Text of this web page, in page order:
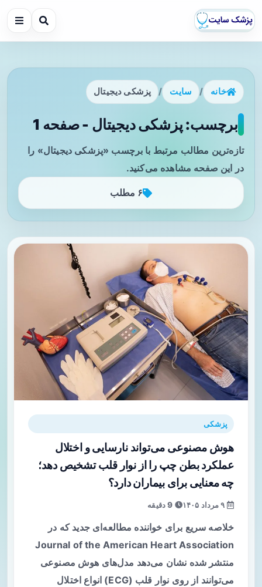
خانه / سایت / پزشکی دیجیتال
برچسب: پزشکی دیجیتال - صفحه 1
تازه‌ترین مطالب مرتبط با برچسب «پزشکی دیجیتال» را
در این صفحه مشاهده می‌کنید.
۶ مطلب
پزشکی
هوش مصنوعی می‌تواند نارسایی و اختلال
عملکرد بطن چپ را از نوار قلب تشخیص دهد؛
چه معنایی برای بیماران دارد؟
خلاصه سریع برای خواننده مطالعه‌ای جدید که در
Journal of the American Heart Association
منتشر شده نشان می‌دهد مدل‌های هوش مصنوعی
می‌توانند از روی نوار قلب (ECG) انواع اختلال